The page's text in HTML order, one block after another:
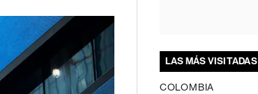
LAS MÁS VISITADAS
COLOMBIA